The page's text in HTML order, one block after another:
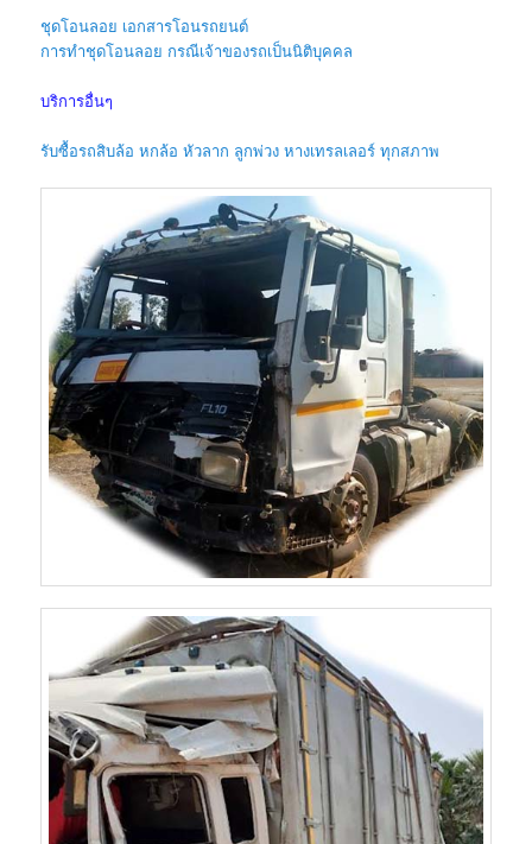
ชุดโอนลอย เอกสารโอนรถยนต์
การทำชุดโอนลอย กรณีเจ้าของรถเป็นนิติบุคคล
บริการอื่นๆ
รับซื้อรถสิบล้อ หกล้อ หัวลาก ลูกพ่วง หางเทรลเลอร์ ทุกสภาพ